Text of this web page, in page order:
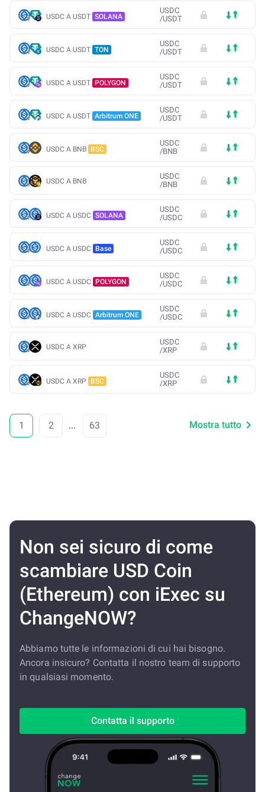
USDC A USDT SOLANA
USDC
/USDT
USDC A USDT TON
USDC
/USDT
USDC A USDT POLYGON
USDC
/USDT
USDC A USDT Arbitrum ONE
USDC
/USDT
USDC A BNB BSC
USDC
/BNB
USDC A BNB
USDC
/BNB
USDC A USDC SOLANA
USDC
/USDC
USDC A USDC Base
USDC
/USDC
USDC A USDC POLYGON
USDC
/USDC
USDC A USDC Arbitrum ONE
USDC
/USDC
USDC A XRP
USDC
/XRP
USDC A XRP BSC
USDC
/XRP
1 2 ... 63 Mostra tutto
Non sei sicuro di come
scambiare USD Coin
(Ethereum) con iExec su
ChangeNOW?
Abbiamo tutte le informazioni di cui hai bisogno.
Ancora insicuro? Contatta il nostro team di supporto
in qualsiasi momento.
Contatta il supporto